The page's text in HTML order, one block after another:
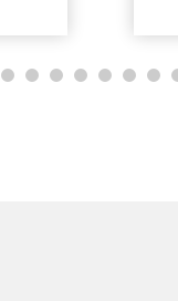
of